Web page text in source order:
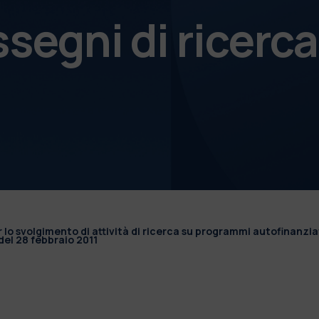
di ricerca
svolgimento di attività di ricerca su programmi
28 febbraio 2011